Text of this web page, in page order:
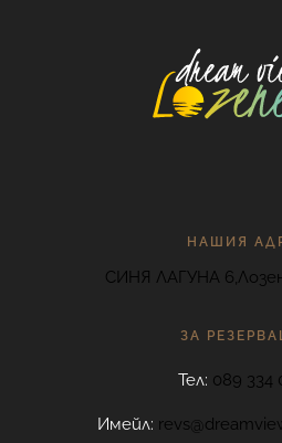
НАШИЯ
СИНЯ ЛАГУНА
ЗА
Тел: 089 334
Имейл: